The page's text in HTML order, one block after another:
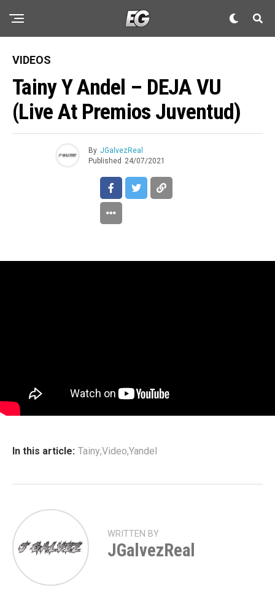
VIDEOS
Tainy Y Andel – DEJA VU
(Live At Premios Juventud)
By JGalvezReal
Published 24/07/2021
In this article: Tainy,Video,Yandel
WRITTEN BY
JGalvezReal